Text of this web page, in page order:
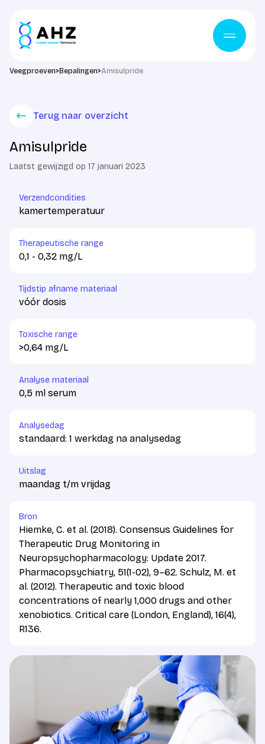
Veegproeven> Bepalingen>Amisulpride
Terug naar overzicht
Amisulpride
Laatst gewijzigd op 17 januari 2023
Verzendcondities
kamertemperatuur
Therapeutische range
0,1 - 0,32 mg/L
Tijdstip afname materiaal
vóór dosis
Toxische range
>0,64 mg/L
Analyse materiaal
0,5 ml serum
Analysedag
standaard: 1 werkdag na analysedag
Uitslag
maandag t/m vrijdag
Bron
Hiemke, C. et al. (2018). Consensus Guidelines for
Therapeutic Drug Monitoring in
Neuropsychopharmacology: Update 2017.
Pharmacopsychiatry, 51(1-02), 9–62. Schulz, M. et
al. (2012). Therapeutic and toxic blood
concentrations of nearly 1,000 drugs and other
xenobiotics. Critical care (London, England), 16(4),
R136.